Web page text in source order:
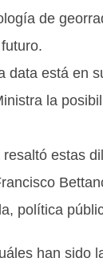
de
data está en
la
estas
política
han sido